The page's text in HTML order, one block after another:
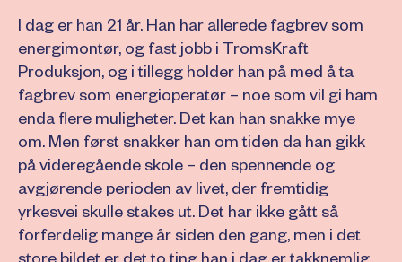
I dag er han 21 år. Han har allerede fagbrev som
energimontør, og fast jobb i TromsKraft
Produksjon, og i tillegg holder han på med å ta
fagbrev som energioperatør – noe som vil gi ham
enda flere muligheter. Det kan han snakke mye
om. Men først snakker han om tiden da han gikk
på videregående skole – den spennende og
avgjørende perioden av livet, der fremtidig
yrkesvei skulle stakes ut. Det har ikke gått så
forferdelig mange år siden den gang, men i det